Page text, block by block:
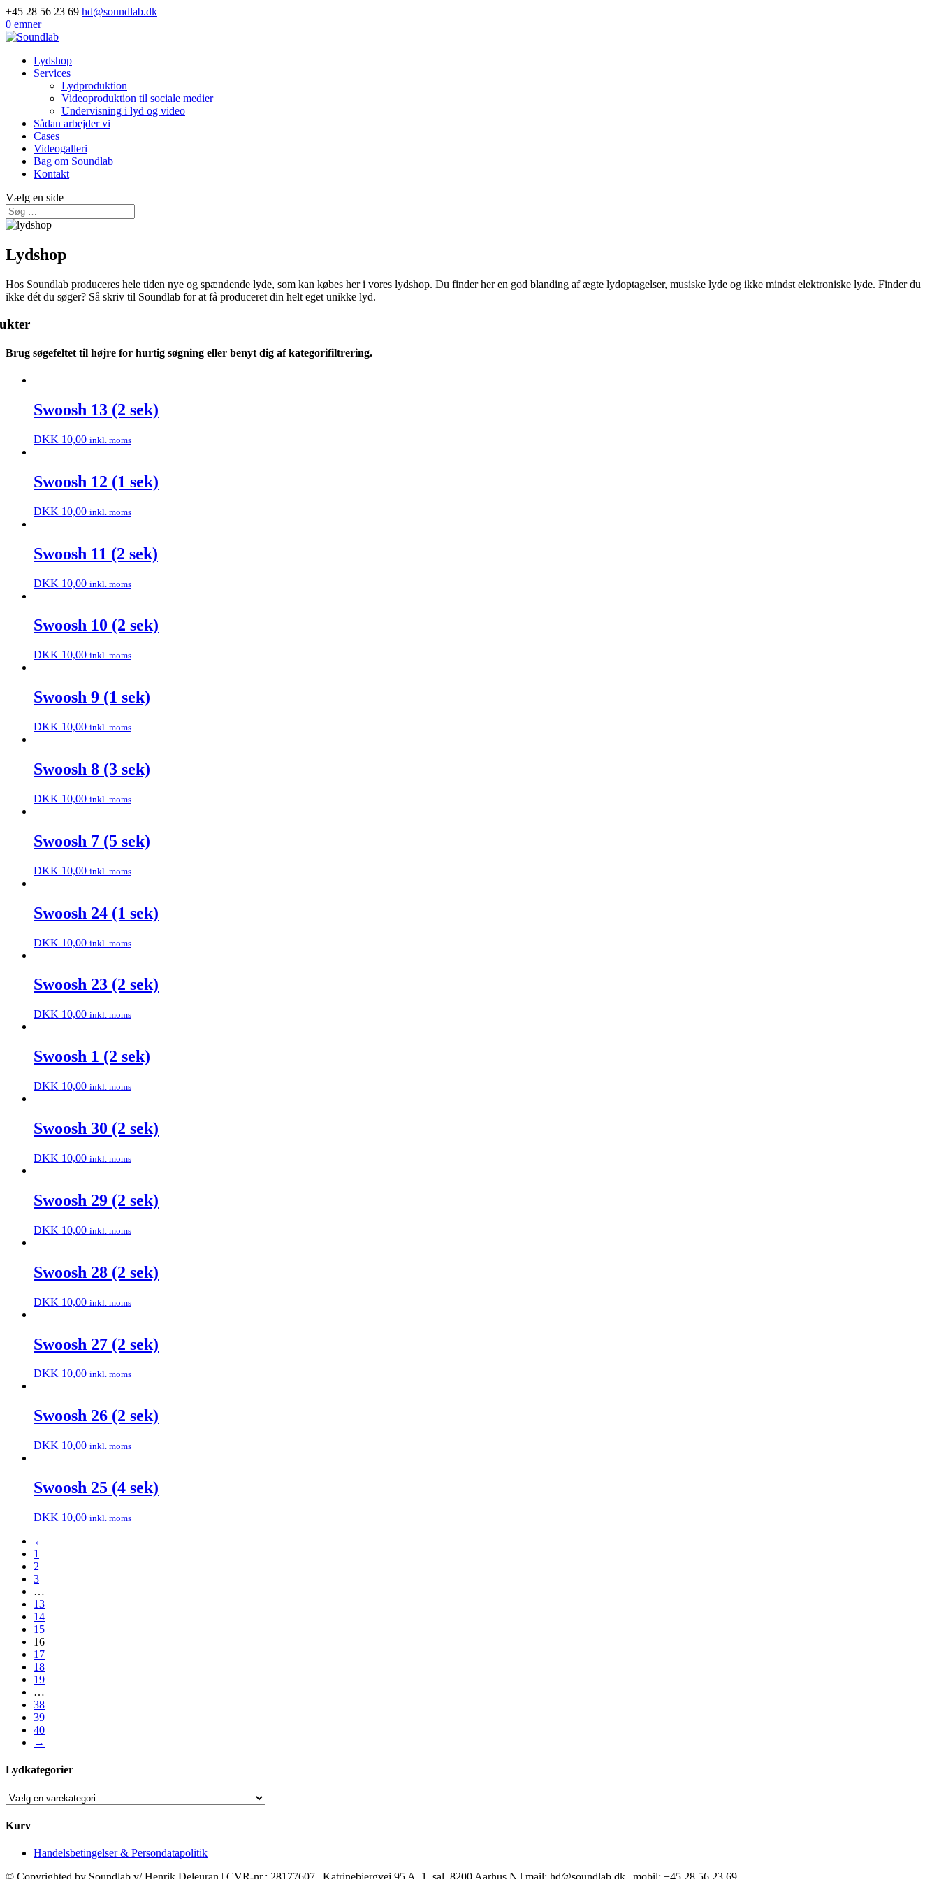
+45 28 56 23 69 hd@soundlab.dk
0 emner
Lydshop
Services
Lydproduktion
Videoproduktion til sociale medier
Undervisning i lyd og video
Sådan arbejder vi
Cases
Videogalleri
Bag om Soundlab
Kontakt
Vælg en side
Lydshop
Hos Soundlab produceres hele tiden nye og spændende lyde, som kan købes her i vores lydshop. Du finder her en god blanding af ægte lydoptagelser, musiske lyde og ikke mindst elektroniske lyde. Finder du
ikke dét du søger? Så skriv til Soundlab for at få produceret din helt eget unikke lyd.
Brug søgefeltet til højre for hurtig søgning eller benyt dig af kategorifiltrering.
Swoosh 13 (2 sek)
DKK 10,00 inkl. moms
Swoosh 12 (1 sek)
DKK 10,00 inkl. moms
Swoosh 11 (2 sek)
DKK 10,00 inkl. moms
Swoosh 10 (2 sek)
DKK 10,00 inkl. moms
Swoosh 9 (1 sek)
DKK 10,00 inkl. moms
Swoosh 8 (3 sek)
DKK 10,00 inkl. moms
Swoosh 7 (5 sek)
DKK 10,00 inkl. moms
Swoosh 24 (1 sek)
DKK 10,00 inkl. moms
Swoosh 23 (2 sek)
DKK 10,00 inkl. moms
Swoosh 1 (2 sek)
DKK 10,00 inkl. moms
Swoosh 30 (2 sek)
DKK 10,00 inkl. moms
Swoosh 29 (2 sek)
DKK 10,00 inkl. moms
Swoosh 28 (2 sek)
DKK 10,00 inkl. moms
Swoosh 27 (2 sek)
DKK 10,00 inkl. moms
Swoosh 26 (2 sek)
DKK 10,00 inkl. moms
Swoosh 25 (4 sek)
DKK 10,00 inkl. moms
←
1
2
3
…
13
14
15
16
17
18
19
…
38
39
40
→
Lydkategorier
Kurv
Handelsbetingelser & Persondatapolitik